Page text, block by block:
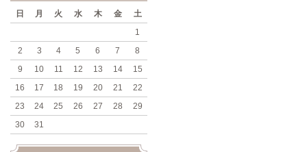
日 月 火 水 木 金
土
1
2
3 4 5 6 7
8
9
10 11 12 13 14
15
16
17 18 19 20 21
22
23
24 25 26 27 28
29
30
31